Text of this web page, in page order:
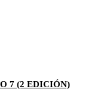
7 (2 EDICIÓN)